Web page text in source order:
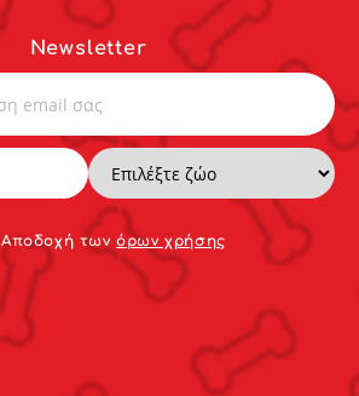
Newsletter
Αποδoχή τωνόρων χρήσης